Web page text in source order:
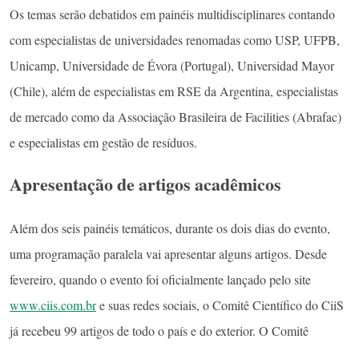
Os temas serão debatidos em painéis multidisciplinares contando
com especialistas de universidades renomadas como USP, UFPB,
Unicamp, Universidade de Évora (Portugal), Universidad Mayor
(Chile), além de especialistas em RSE da Argentina, especialistas
de mercado como da Associação Brasileira de Facilities (Abrafac)
e especialistas em gestão de resíduos.
Apresentação de artigos acadêmicos
Além dos seis painéis temáticos, durante os dois dias do evento,
uma programação paralela vai apresentar alguns artigos. Desde
fevereiro, quando o evento foi oficialmente lançado pelo site
www.ciis.com.bre suas redes sociais, o Comitê Científico do CiiS
já recebeu 99 artigos de todo o país e do exterior. O Comitê